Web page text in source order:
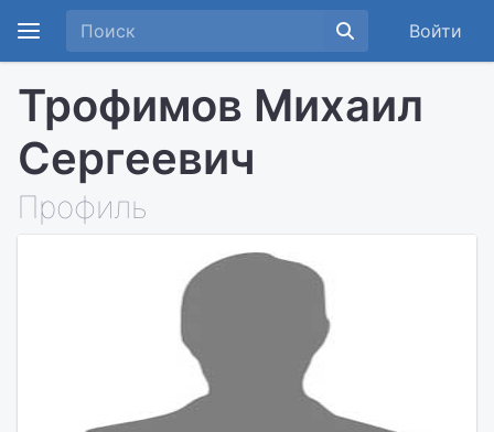
Войти
Трофимов Михаил
Сергеевич
Профиль